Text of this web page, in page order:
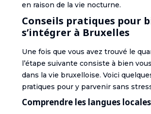
en raison de la vie nocturne.
Conseils pratiques pour
s’intégrer à Bruxelles
Une fois que vous avez trouvé le
l’étape suivante consiste à bien
dans la vie bruxelloise. Voici
pratiques pour y parvenir sans
Comprendre les langues locales